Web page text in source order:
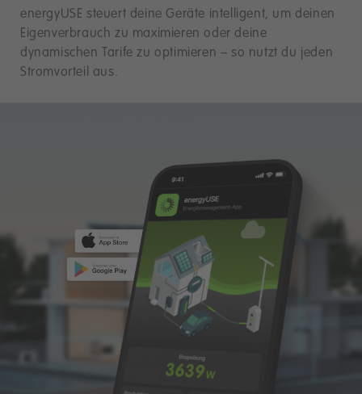
energyUSE steuert deine Geräte intelligent, um deinen
Eigenverbrauch zu maximieren oder deine
dynamischen Tarife zu optimieren – so nutzt du jeden
Stromvorteil aus.